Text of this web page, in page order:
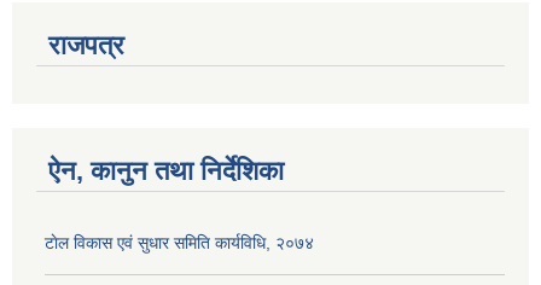
राजपत्र
ऐन, कानुन तथा निर्देशिका
टाेल विकास एवं सुधार समिति कार्यविधि, २०७४